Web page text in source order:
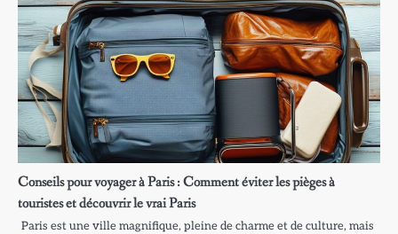
Conseils pour voyager à Paris : Comment éviter les pièges à
touristes et découvrir le vrai Paris
Paris est une ville magnifique, pleine de charme et de culture, mais